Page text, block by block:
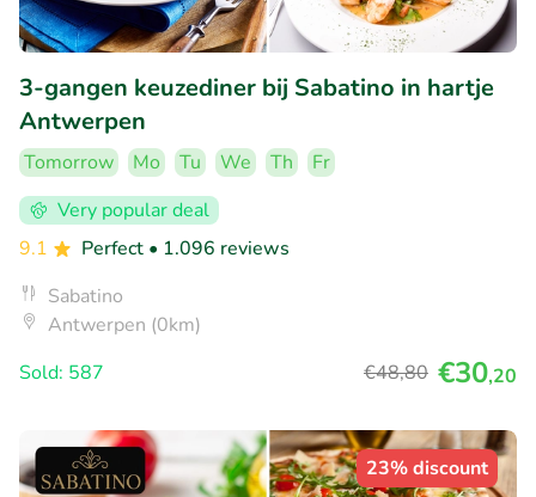
3-gangen keuzediner bij Sabatino in hartje
Antwerpen
Tomorrow Mo Tu We Th
Fr
Very popular deal
9.1
Perfect • 1.096 reviews
Sabatino
Antwerpen (0km)
Sold: 587
€48,80 €30,20
23% discount